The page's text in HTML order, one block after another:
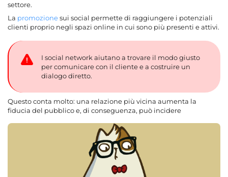
settore.
La promozionesui social permette di raggiungere i potenziali
clienti proprio negli spazi online in cui sono più presenti e attivi.
I social network aiutano a trovare il modo giusto
per comunicare con il cliente e a costruire un
dialogo diretto.
Questo conta molto: una relazione più vicina aumenta la
fiducia del pubblico e, di conseguenza, può incidere